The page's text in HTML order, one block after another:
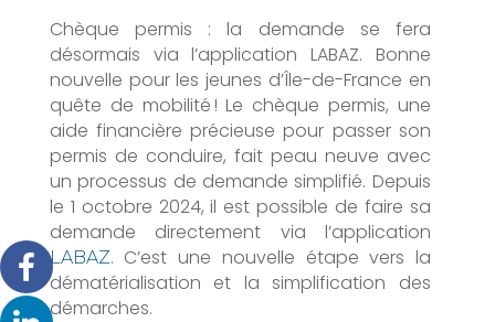
Chèque permis : la demande se fera
désormais via l’application LABAZ. Bonne
nouvelle pour les jeunes d’Île-de-France en
quête de mobilité ! Le chèque permis, une
aide financière précieuse pour passer son
permis de conduire, fait peau neuve avec
un processus de demande simplifié. Depuis
le 1 octobre 2024, il est possible de faire sa
demande directement via l’application
LABAZ. C’est une nouvelle étape vers la
dématérialisation et la simplification des
démarches.